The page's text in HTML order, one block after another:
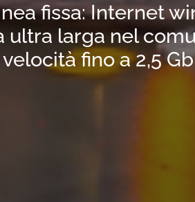
fissa: Internet
ultra larga nel
fino a 2,5